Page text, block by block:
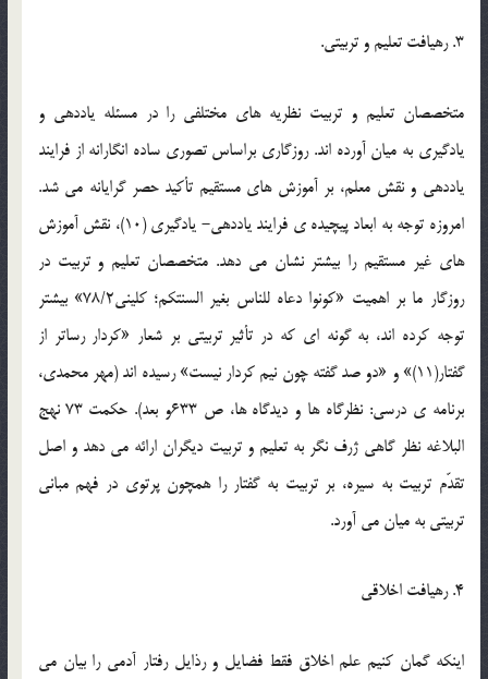
3. رهيافت تعليم و تربيتي.
متخصصان تعليم و تربيت نظريه هاي مختلفي را در مسئله ياددهي و
يادگيري به ميان آورده اند. روزگاري براساس تصوري ساده انگارانه از فرايند
ياددهي و نقش معلم، بر آموزش هاي مستقيم تأکيد حصر گرايانه مي شد.
امروزه توجه به ابعاد پيچيده ي فرايند ياددهي- يادگيري (10)، نقش آموزش
هاي غير مستقيم را بيشتر نشان مي دهد. متخصصان تعليم و تربيت در
روزگار ما بر اهميت «کونوا دعاه للناس بغير السنتکم؛ کليني78/2» بيشتر
توجه کرده اند، به گونه اي که در تأثير تربيتي بر شعار «کردار رساتر از
گفتار(11)» و «دو صد گفته چون نيم کردار نيست» رسيده اند (مهر محمدي،
برنامه ي درسي: نظرگاه ها و ديدگاه ها، ص 633و بعد). حکمت 73 نهج
البلاغه نظر گاهي ژرف نگر به تعليم و تربيت ديگران ارائه مي دهد و اصل
تقدّم تربيت به سيره، بر تربيت به گفتار را همچون پرتوي در فهم مباني
تربيتي به ميان مي آورد.
4. رهيافت اخلاقي
اينکه گمان کنيم علم اخلاق فقط فضايل و رذايل رفتار آدمي را بيان مي